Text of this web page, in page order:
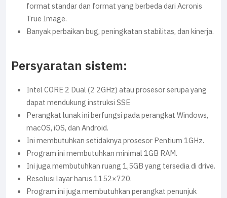
format standar dan format yang berbeda dari Acronis
True Image.
Banyak perbaikan bug, peningkatan stabilitas, dan kinerja.
Persyaratan sistem:
Intel CORE 2 Dual (2 2GHz) atau prosesor serupa yang
dapat mendukung instruksi SSE
Perangkat lunak ini berfungsi pada perangkat Windows,
macOS, iOS, dan Android.
Ini membutuhkan setidaknya prosesor Pentium 1GHz.
Program ini membutuhkan minimal 1GB RAM.
Ini juga membutuhkan ruang 1,5GB yang tersedia di drive.
Resolusi layar harus 1152×720.
Program ini juga membutuhkan perangkat penunjuk